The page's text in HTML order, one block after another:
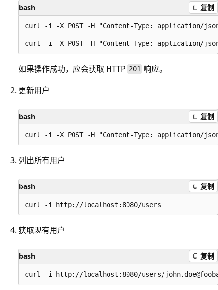
bash 复制
curl -i -X POST -H "Content-Type: application/
如果操作成功，应会获取 HTTP 201 响应。
更新用户
bash 复制
列出所有用户
bash 复制
获取现有用户
bash 复制